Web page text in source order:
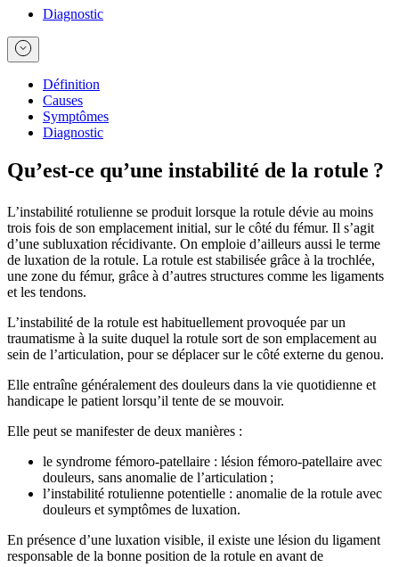
Diagnostic
Définition
Causes
Symptômes
Diagnostic
Qu’est-ce qu’une instabilité de la rotule ?
L’instabilité rotulienne se produit lorsque la rotule dévie au moins
trois fois de son emplacement initial, sur le côté du fémur. Il s’agit
d’une subluxation récidivante. On emploie d’ailleurs aussi le terme
de luxation de la rotule. La rotule est stabilisée grâce à la trochlée,
une zone du fémur, grâce à d’autres structures comme les ligaments
et les tendons.
L’instabilité de la rotule est habituellement provoquée par un
traumatisme à la suite duquel la rotule sort de son emplacement au
sein de l’articulation, pour se déplacer sur le côté externe du genou.
Elle entraîne généralement des douleurs dans la vie quotidienne et
handicape le patient lorsqu’il tente de se mouvoir.
Elle peut se manifester de deux manières :
le syndrome fémoro-patellaire : lésion fémoro-patellaire avec
douleurs, sans anomalie de l’articulation ;
l’instabilité rotulienne potentielle : anomalie de la rotule avec
douleurs et symptômes de luxation.
En présence d’une luxation visible, il existe une lésion du ligament
responsable de la bonne position de la rotule en avant de